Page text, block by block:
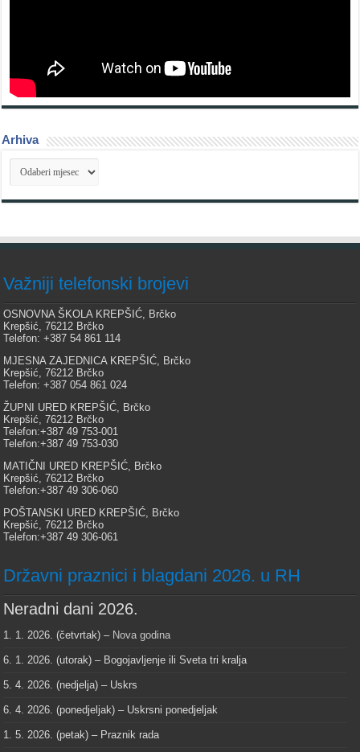
Arhiva
Arhiva
Važniji telefonski brojevi
OSNOVNA ŠKOLA KREPŠIĆ, Brčko
Krepšić, 76212 Brčko
Telefon: +387 54 861 114
MJESNA ZAJEDNICA KREPŠIĆ, Brčko
Krepšić, 76212 Brčko
Telefon: +387 054 861 024
ŽUPNI URED KREPŠIĆ, Brčko
Krepšić, 76212 Brčko
Telefon:+387 49 753-001
Telefon:+387 49 753-030
MATIČNI URED KREPŠIĆ, Brčko
Krepšić, 76212 Brčko
Telefon:+387 49 306-060
POŠTANSKI URED KREPŠIĆ, Brčko
Krepšić, 76212 Brčko
Telefon:+387 49 306-061
Državni praznici i blagdani 2026. u RH
Neradni dani 2026.
1. 1. 2026. (četvrtak) – Nova godina
6. 1. 2026. (utorak) – Bogojavljenje ili Sveta tri kralja
5. 4. 2026. (nedjelja) – Uskrs
6. 4. 2026. (ponedjeljak) – Uskrsni ponedjeljak
1. 5. 2026. (petak) – Praznik rada